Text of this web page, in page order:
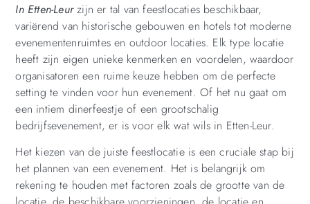
In Etten-Leurzijn er tal van feestlocaties beschikbaar,
variërend van historische gebouwen en hotels tot moderne
evenementenruimtes en outdoor locaties. Elk type locatie
heeft zijn eigen unieke kenmerken en voordelen, waardoor
organisatoren een ruime keuze hebben om de perfecte
setting te vinden voor hun evenement. Of het nu gaat om
een intiem dinerfeestje of een grootschalig
bedrijfsevenement, er is voor elk wat wils in Etten-Leur.
Het kiezen van de juiste feestlocatie is een cruciale stap bij
het plannen van een evenement. Het is belangrijk om
rekening te houden met factoren zoals de grootte van de